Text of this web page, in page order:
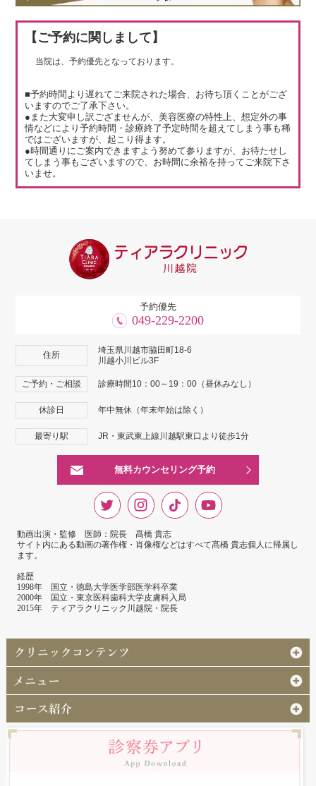
【ご予約に関しまして】
当院は、予約優先となっております。
■予約時間より遅れてご来院された場合、お待ち頂くことがござ
いますのでご了承下さい。
●また大変申し訳ござませんが、美容医療の特性上、想定外の事
情などにより予約時間・診療終了予定時間を超えてしまう事も稀
ではございますが、起こり得ます。
●時間通りにご案内できますよう努めて参りますが、お待たせし
てしまう事もございますので、お時間に余裕を持ってご来院下さ
いませ。
予約優先
049-229-2200
住所
埼玉県川越市脇田町18-6
川越小川ビル3F
ご予約・ご相談 診療時間10：00～19：00（昼休みなし）
休診日 年中無休（年末年始は除く）
最寄り駅 JR・東武東上線川越駅東口より徒歩1分
無料カウンセリング予約
動画出演・監修 医師：院長 髙橋 貴志
サイト内にある動画の著作権・肖像権などはすべて髙橋 貴志個人に帰属し
ます。
経歴
1998年 国立・徳島大学医学部医学科卒業
2000年 国立・東京医科歯科大学皮膚科入局
2015年 ティアラクリニック川越院・院長